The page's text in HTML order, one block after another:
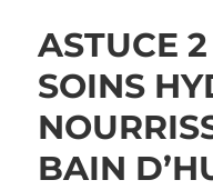
ASTUCE
SOINS
BAIN